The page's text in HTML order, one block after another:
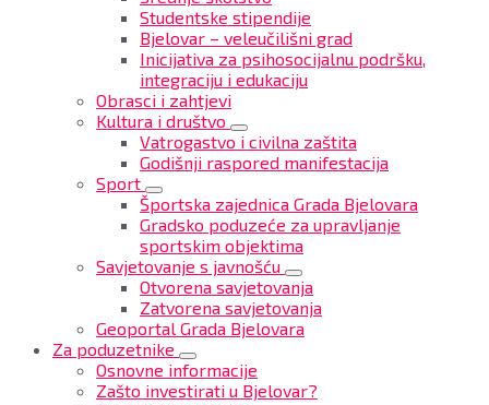
Studentske stipendije
Bjelovar – veleučilišni grad
Inicijativa za psihosocijalnu podršku,
integraciju i edukaciju
Obrasci i zahtjevi
Kultura i društvo
Vatrogastvo i civilna zaštita
Godišnji raspored manifestacija
Sport
Športska zajednica Grada Bjelovara
Gradsko poduzeće za upravljanje
sportskim objektima
Savjetovanje s javnošću
Otvorena savjetovanja
Zatvorena savjetovanja
Geoportal Grada Bjelovara
Za poduzetnike
Osnovne informacije
Zašto investirati u Bjelovar?